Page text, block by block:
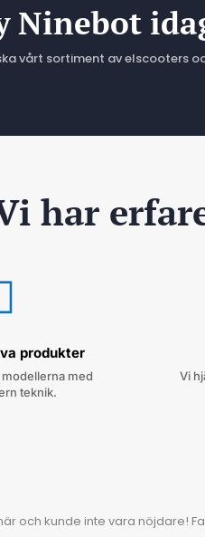
Ninebot
vårt sortiment av elscooters
har
produkter
modellerna med
teknik.
Vi
och kunde inte vara nöjdare!